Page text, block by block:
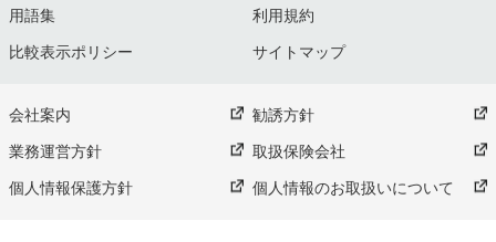
用語集 利用規約
比較表示ポリシー サイトマップ
会社案内 勧誘方針
業務運営方針 取扱保険会社
個人情報保護方針 個人情報のお取扱いについて